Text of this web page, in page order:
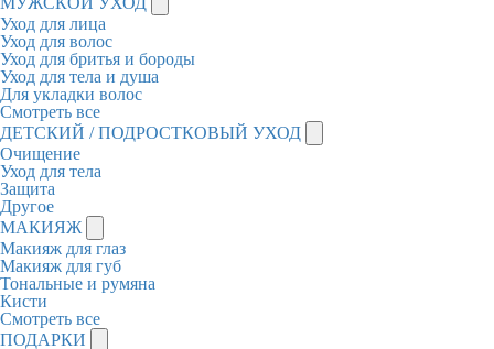
Уход для лица
Уход для волос
Уход для бритья и бороды
Уход для тела и душа
Для укладки волос
Смотреть все
ДЕТСКИЙ / ПОДРОСТКОВЫЙ УХОД
Очищение
Уход для тела
Защита
Другое
МАКИЯЖ
Макияж для глаз
Макияж для губ
Тональные и румяна
Кисти
Смотреть все
ПОДАРКИ